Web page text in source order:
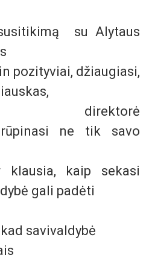
su Alytaus
pozityviai, džiaugiasi,
direktorė
ne tik savo
klausia, kaip sekasi
gali padėti
savivaldybė